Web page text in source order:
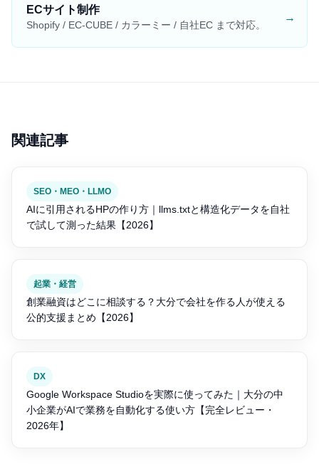
ECサイト制作
Shopify / EC-CUBE / カラーミー / 自社EC まで対応。
→
関連記事
SEO・MEO・LLMO
AIに引用されるHPの作り方｜llms.txtと構造化データを自社
で試して測った結果【2026】
起業・経営
創業融資はどこに相談する？大分で会社を作る人が使える
公的支援まとめ【2026】
DX
Google Workspace Studioを実際に使ってみた｜大分の中
小企業がAIで業務を自動化する使い方【完全レビュー・
2026年】